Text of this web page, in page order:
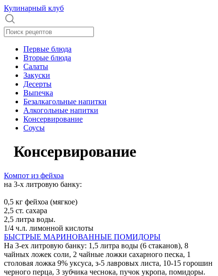
Кулинарный клуб
Первые блюда
Вторые блюда
Салаты
Закуски
Десерты
Выпечка
Безалкагольные напитки
Алкогольные напитки
Консервирование
Соусы
Консервирование
Компот из фейхоа
на 3-х литровую банку:
0,5 кг фейхоа (мягкое)
2,5 ст. сахара
2,5 литра воды.
1/4 ч.л. лимонной кислоты
БЫСТРЫЕ МАРИНОВАННЫЕ ПОМИДОРЫ
На 3-ех литровую банку: 1,5 литра воды (6 стаканов), 8
чайных ложек соли, 2 чайные ложки сахарного песка, 1
столовая ложка 9% уксуса, з-5 лавровых листа, 10-15 горошин
черного перца, 3 зубчика чеснока, пучок укропа, помидоры.